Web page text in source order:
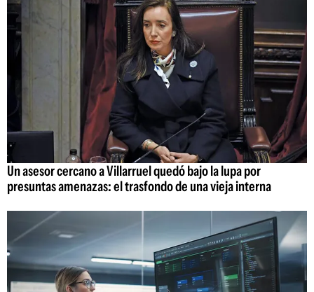
Un asesor cercano a Villarruel quedó bajo la lupa por
presuntas amenazas: el trasfondo de una vieja interna